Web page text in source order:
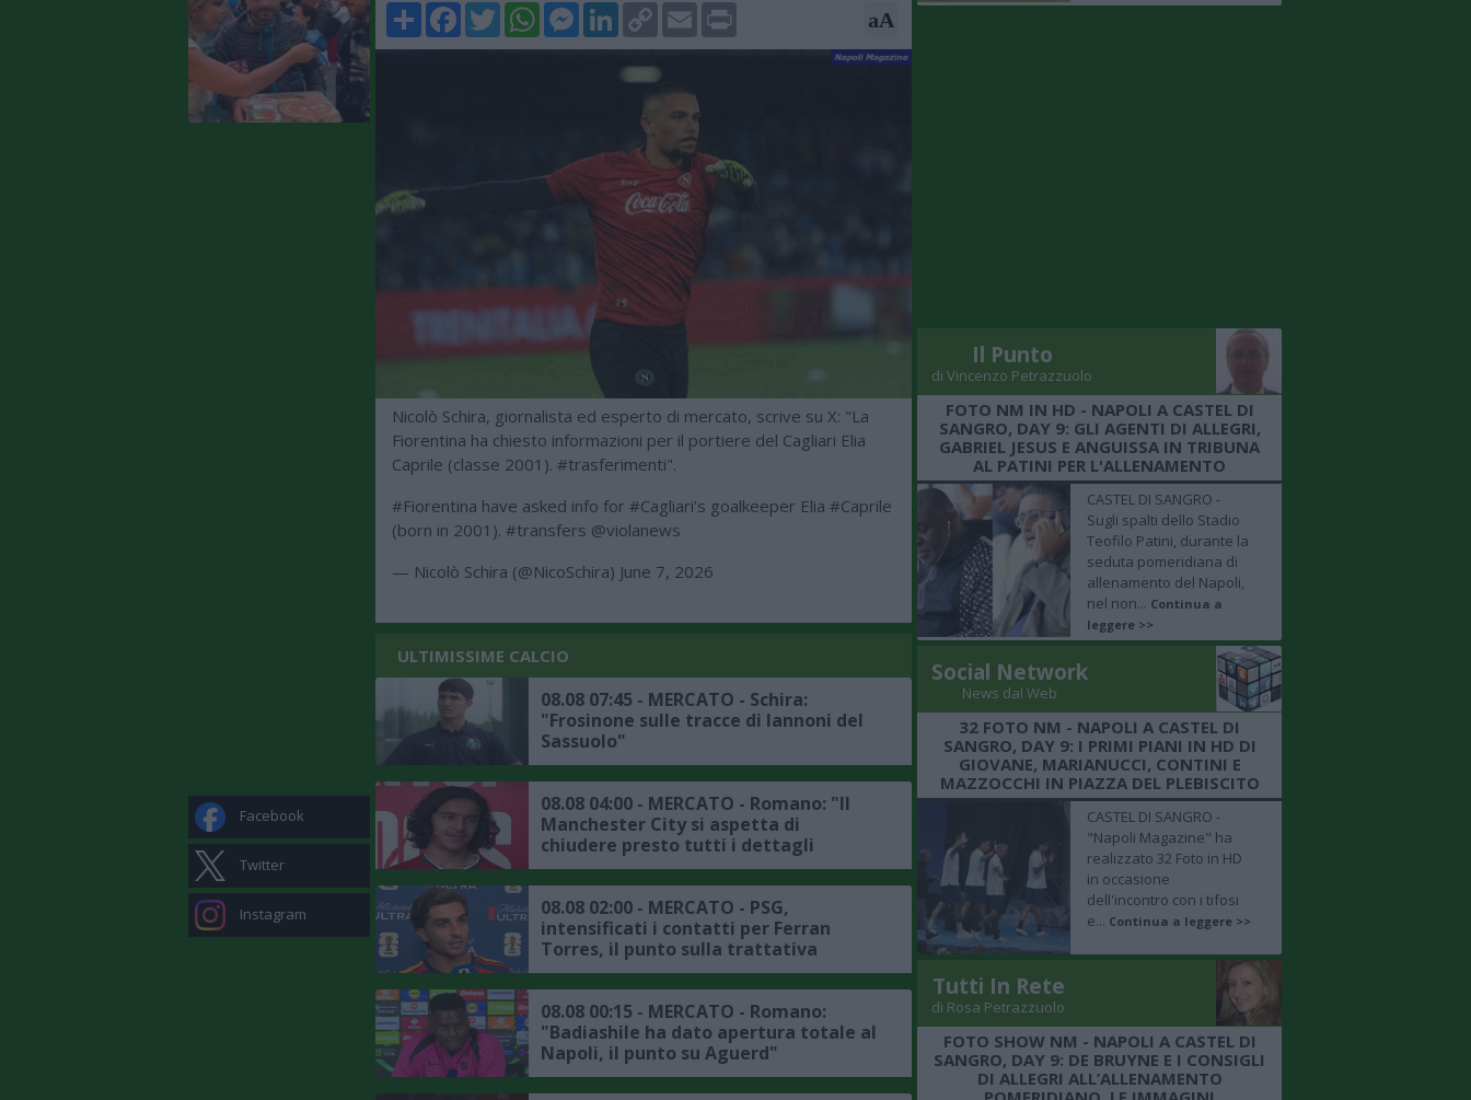
Facebook
Twitter
Instagram
ShareFacebookTwitterWhatsAppMessenger
LinkedIn
Copy
Link
Email Print aA
Nicolò Schira, giornalista ed esperto di mercato, scrive su X: "La
Fiorentina ha chiesto informazioni per il portiere del Cagliari Elia
Caprile (classe 2001). #trasferimenti".
#Fiorentina have asked info for #Cagliari’s goalkeeper Elia #Caprile
(born in 2001). #transfers @violanews
— Nicolò Schira (@NicoSchira) June 7, 2026
ULTIMISSIME CALCIO
08.08 07:45 - MERCATO - Schira:
"Frosinone sulle tracce di Iannoni del
Sassuolo"
08.08 04:00 - MERCATO - Romano: "Il
Manchester City si aspetta di
chiudere presto tutti i dettagli
dell'affare Bouaddi"
08.08 02:00 - MERCATO - PSG,
intensificati i contatti per Ferran
Torres, il punto sulla trattativa
08.08 00:15 - MERCATO - Romano:
"Badiashile ha dato apertura totale al
Napoli, il punto su Aguerd"
Il Punto
di Vincenzo Petrazzuolo
FOTO NM IN HD - NAPOLI A CASTEL DI
SANGRO, DAY 9: GLI AGENTI DI ALLEGRI,
GABRIEL JESUS E ANGUISSA IN TRIBUNA
AL PATINI PER L'ALLENAMENTO
CASTEL DI SANGRO -
Sugli spalti dello Stadio
Teofilo Patini, durante la
seduta pomeridiana di
allenamento del Napoli,
nel non... Continua a
leggere >>
Social Network
News dal Web
32 FOTO NM - NAPOLI A CASTEL DI
SANGRO, DAY 9: I PRIMI PIANI IN HD DI
GIOVANE, MARIANUCCI, CONTINI E
MAZZOCCHI IN PIAZZA DEL PLEBISCITO
CASTEL DI SANGRO -
"Napoli Magazine" ha
realizzato 32 Foto in HD
in occasione
dell'incontro con i tifosi
e... Continua a leggere >>
Tutti In Rete
di Rosa Petrazzuolo
FOTO SHOW NM - NAPOLI A CASTEL DI
SANGRO, DAY 9: DE BRUYNE E I CONSIGLI
DI ALLEGRI ALL’ALLENAMENTO